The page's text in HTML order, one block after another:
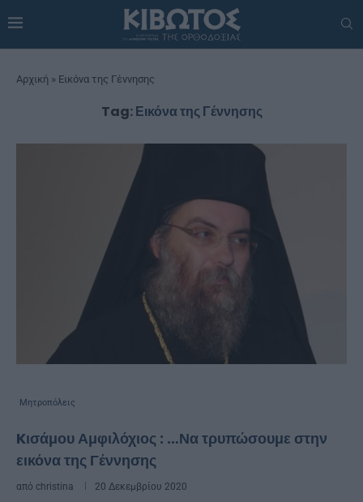
Αρχική » Εικόνα της Γέννησης
Tag:Εικόνα της Γέννησης
Μητροπόλεις
Kισάμου Αμφιλόχιος : …Να τρυπώσουμε στην
εικόνα της Γέννησης
από christina 20 Δεκεμβρίου 2020